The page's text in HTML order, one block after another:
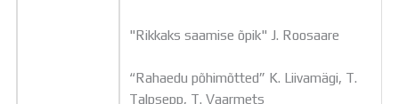
"Rikkaks saamise õpik" J. Roosaare
“Rahaedu põhimõtted” K. Liivamägi, T.
Talpsepp, T. Vaarmets